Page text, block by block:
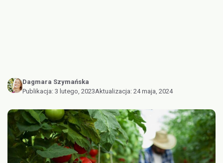
Dagmara Szymańska
Publikacja: 3 lutego, 2023Aktualizacja: 24 maja, 2024